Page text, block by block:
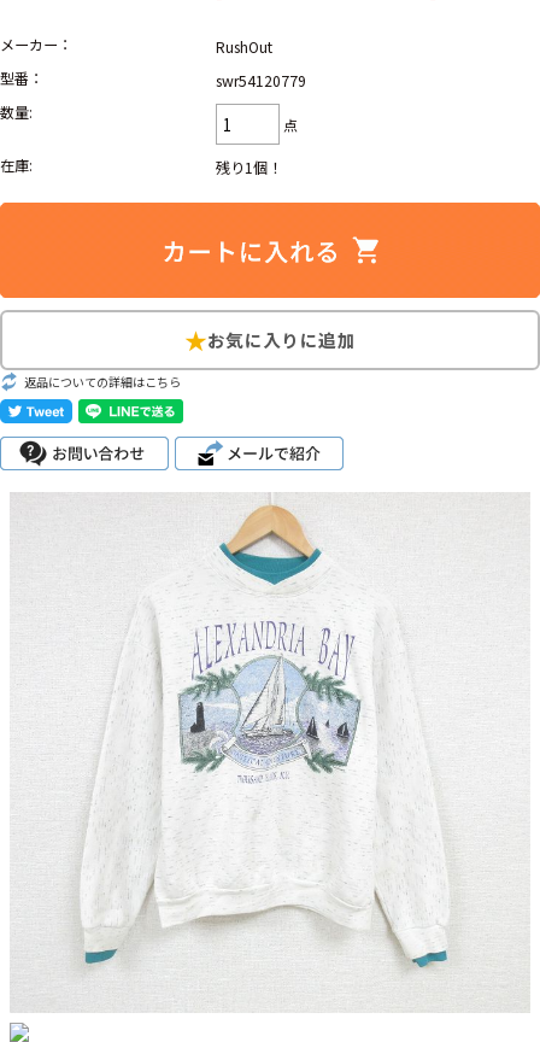
ア行
マ行
スウェット
長袖シャツ 半袖シャツ Tシャツ
パンツ レディース 子供服
雑貨/小物
こだわりから探す
Search by Sizeサイズから探す（メンズ）
ジャケット XS S M L
スウェット XS S M L
長袖シャツ XS S M
半袖シャツ XS L XL
Tシャツ XS S M L
パンツ
W30以下 W31,W32 W33,W34
W35,W36
メーカー：
RushOut
型番：
swr54120779
数量:
点
在庫:
残り1個！
返品についての詳細はこちら